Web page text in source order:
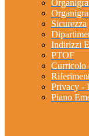
Sicurezza
Indirizzi
PTOF
Curricolo
Privacy -
Piano